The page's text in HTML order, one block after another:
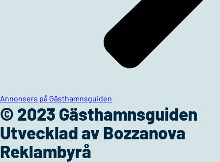
Annonsera på Gästhamnsguiden
© 2023 Gästhamnsguiden
Utvecklad av Bozzanova
Reklambyrå